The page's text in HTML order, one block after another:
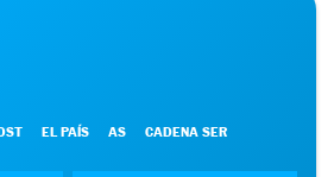
EL PAÍS AS CADENA SER